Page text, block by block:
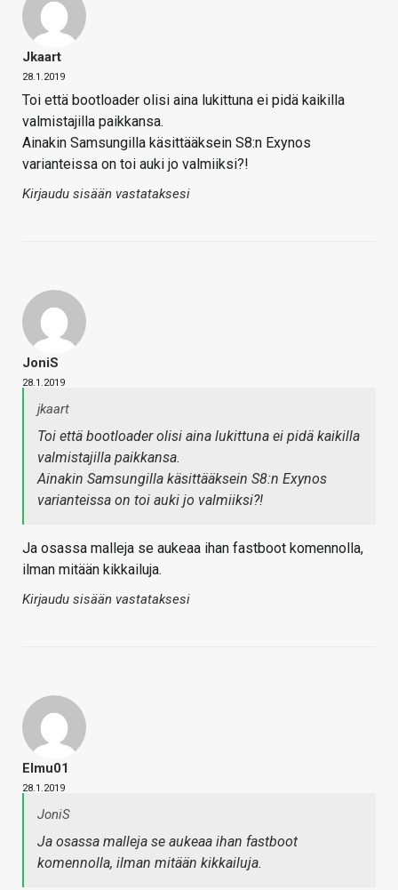
Jkaart
28.1.2019
Toi että bootloader olisi aina lukittuna ei pidä kaikilla
valmistajilla paikkansa.
Ainakin Samsungilla käsittääksein S8:n Exynos
varianteissa on toi auki jo valmiiksi?!
Kirjaudu sisään vastataksesi
JoniS
28.1.2019
jkaart
Toi että bootloader olisi aina lukittuna ei pidä kaikilla
valmistajilla paikkansa.
Ainakin Samsungilla käsittääksein S8:n Exynos
varianteissa on toi auki jo valmiiksi?!
Ja osassa malleja se aukeaa ihan fastboot komennolla,
ilman mitään kikkailuja.
Kirjaudu sisään vastataksesi
Elmu01
28.1.2019
JoniS
Ja osassa malleja se aukeaa ihan fastboot
komennolla, ilman mitään kikkailuja.